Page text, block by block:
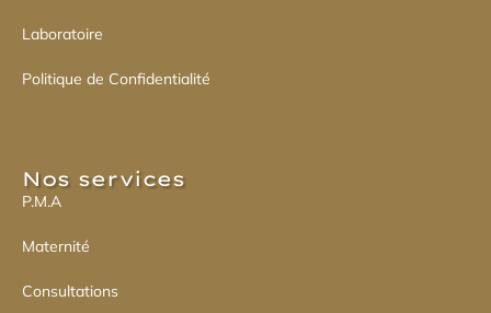
Laboratoire
Politique de Confidentialité
Nos services​
P.M.A
Maternité
Consultations